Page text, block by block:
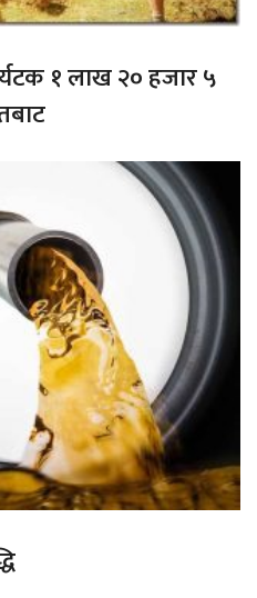
१ लाख २० हजार ५